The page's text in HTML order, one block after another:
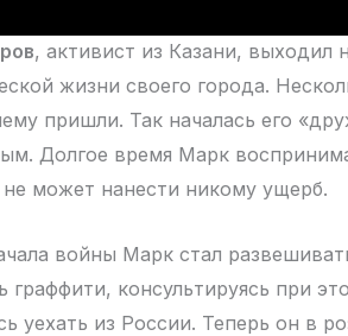
, активист из Казани, выходил
жизни своего города.
пришли. Так началась его
Долгое время Марк
не может нанести никому ущерб.
войны Марк стал
граффити, консультируясь при
уехать из России. Теперь он в